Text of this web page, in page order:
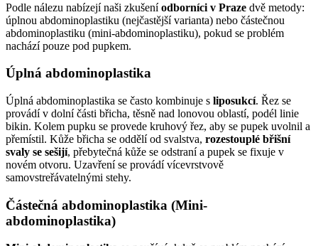
Podle nálezu nabízejí naši zkušeníodborníci v Praze dvě metody:
úplnou abdominoplastiku (nejčastější varianta) nebo částečnou
abdominoplastiku (mini-abdominoplastiku), pokud se problém
nachází pouze pod pupkem.
Úplná abdominoplastika
Úplná abdominoplastika se často kombinuje s liposukcí. Řez se
provádí v dolní části břicha, těsně nad lonovou oblastí, podél linie
bikin. Kolem pupku se provede kruhový řez, aby se pupek uvolnil a
přemístil. Kůže břicha se oddělí od svalstva, rozestouplé břišní
svaly se sešijí, přebytečná kůže se odstraní a pupek se fixuje v
novém otvoru. Uzavření se provádí vícevrstvově
samovstreřávatelnými stehy.
Částečná abdominoplastika (Mini-
abdominoplastika)